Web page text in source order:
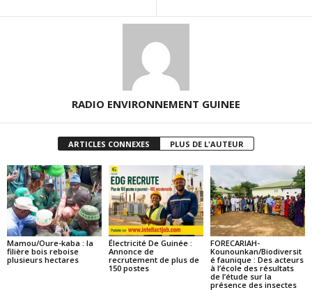
RADIO ENVIRONNEMENT GUINEE
ARTICLES CONNEXES PLUS DE L'AUTEUR
Mamou/Oure-kaba : la
filière bois reboise
plusieurs hectares
Électricité De Guinée :
Annonce de
recrutement de plus de
150 postes
FORECARIAH-
Kounounkan/Biodiversit
é faunique : Des acteurs
à l’école des résultats
de l’étude sur la
présence des insectes